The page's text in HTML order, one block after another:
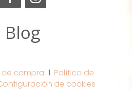
Blog
compra Ι Política de
de cookies